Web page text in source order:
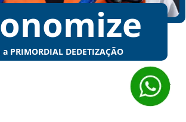
PRIMORDIAL DEDETIZAÇÃO